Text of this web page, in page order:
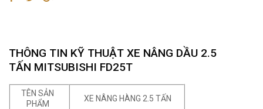
THÔNG TIN KỸ THUẬT XE NÂNG DẦU 2.5
TẤN MITSUBISHI FD25T
TÊN SẢN
PHẨM
XE NÂNG HÀNG 2.5 TẤN